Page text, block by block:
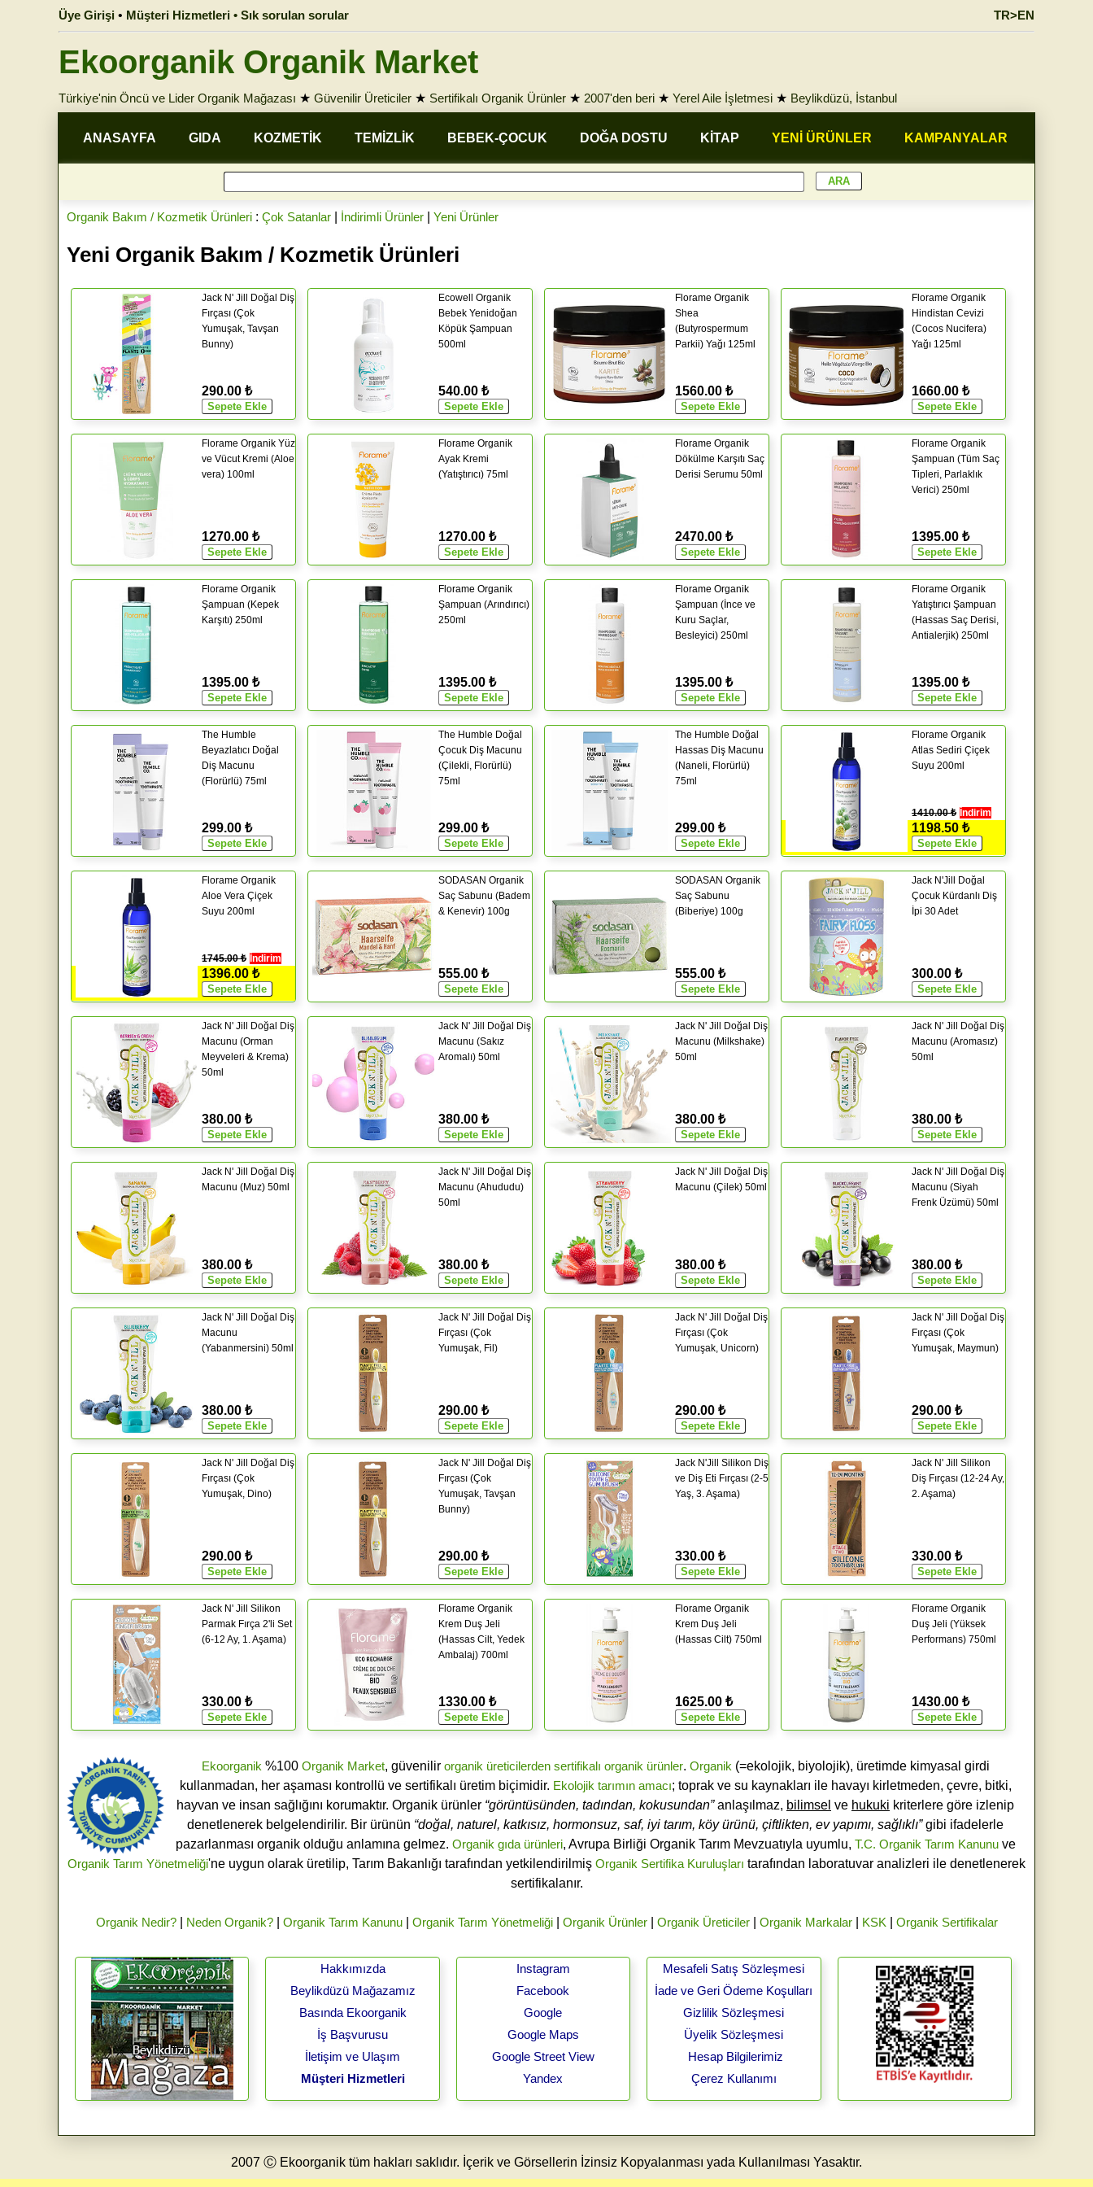
Üye Girişi • Müşteri Hizmetleri • Sık sorulan sorular TR>EN
Ekoorganik Organik Market
Türkiye'nin Öncü ve Lider Organik Mağazası ★ Güvenilir Üreticiler ★ Sertifikalı Organik Ürünler ★ 2007'den beri ★ Yerel Aile İşletmesi ★ Beylikdüzü, İstanbul
ANASAYFA GIDA KOZMETİK TEMİZLİK BEBEK-ÇOCUK DOĞA DOSTU KİTAP YENİ ÜRÜNLER KAMPANYALAR
Organik Bakım / Kozmetik Ürünleri : Çok Satanlar İndirimli Ürünler Yeni Ürünler
Yeni Organik Bakım / Kozmetik Ürünleri
Jack N' Jill Doğal Diş
Fırçası (Çok
Yumuşak, Tavşan
Bunny)
290.00 ₺
Ecowell Organik
Bebek Yenidoğan
Köpük Şampuan
500ml
540.00 ₺
Florame Organik
Shea
(Butyrospermum
Parkii) Yağı 125ml
1560.00 ₺
Florame Organik
Hindistan Cevizi
(Cocos Nucifera)
Yağı 125ml
1660.00 ₺
Florame Organik Yüz
ve Vücut Kremi (Aloe
vera) 100ml
1270.00 ₺
Florame Organik
Ayak Kremi
(Yatıştırıcı) 75ml
1270.00 ₺
Florame Organik
Dökülme Karşıtı Saç
Derisi Serumu 50ml
2470.00 ₺
Florame Organik
Şampuan (Tüm Saç
Tipleri, Parlaklık
Verici) 250ml
1395.00 ₺
Florame Organik
Şampuan (Kepek
Karşıtı) 250ml
1395.00 ₺
Florame Organik
Şampuan (Arındırıcı)
250ml
1395.00 ₺
Florame Organik
Şampuan (İnce ve
Kuru Saçlar,
Besleyici) 250ml
1395.00 ₺
Florame Organik
Yatıştırıcı Şampuan
(Hassas Saç Derisi,
Antialerjik) 250ml
1395.00 ₺
The Humble
Beyazlatıcı Doğal
Diş Macunu
(Florürlü) 75ml
299.00 ₺
The Humble Doğal
Çocuk Diş Macunu
(Çilekli, Florürlü)
75ml
299.00 ₺
The Humble Doğal
Hassas Diş Macunu
(Naneli, Florürlü)
75ml
299.00 ₺
Florame Organik
Atlas Sediri Çiçek
Suyu 200ml
1410.00 ₺ İndirim
1198.50 ₺
Florame Organik
Aloe Vera Çiçek
Suyu 200ml
1745.00 ₺ İndirim
1396.00 ₺
SODASAN Organik
Saç Sabunu (Badem
& Kenevir) 100g
555.00 ₺
SODASAN Organik
Saç Sabunu
(Biberiye) 100g
555.00 ₺
Jack N'Jill Doğal
Çocuk Kürdanlı Diş
İpi 30 Adet
300.00 ₺
Jack N' Jill Doğal Diş
Macunu (Orman
Meyveleri & Krema)
50ml
380.00 ₺
Jack N' Jill Doğal Diş
Macunu (Sakız
Aromalı) 50ml
380.00 ₺
Jack N' Jill Doğal Diş
Macunu (Milkshake)
50ml
380.00 ₺
Jack N' Jill Doğal Diş
Macunu (Aromasız)
50ml
380.00 ₺
Jack N' Jill Doğal Diş
Macunu (Muz) 50ml
380.00 ₺
Jack N' Jill Doğal Diş
Macunu (Ahududu)
50ml
380.00 ₺
Jack N' Jill Doğal Diş
Macunu (Çilek) 50ml
380.00 ₺
Jack N' Jill Doğal Diş
Macunu (Siyah
Frenk Üzümü) 50ml
380.00 ₺
Jack N' Jill Doğal Diş
Macunu
(Yabanmersini) 50ml
380.00 ₺
Jack N' Jill Doğal Diş
Fırçası (Çok
Yumuşak, Fil)
290.00 ₺
Jack N' Jill Doğal Diş
Fırçası (Çok
Yumuşak, Unicorn)
290.00 ₺
Jack N' Jill Doğal Diş
Fırçası (Çok
Yumuşak, Maymun)
290.00 ₺
Jack N' Jill Doğal Diş
Fırçası (Çok
Yumuşak, Dino)
290.00 ₺
Jack N' Jill Doğal Diş
Fırçası (Çok
Yumuşak, Tavşan
Bunny)
290.00 ₺
Jack N'Jill Silikon Diş
ve Diş Eti Fırçası (2-5
Yaş, 3. Aşama)
330.00 ₺
Jack N' Jill Silikon
Diş Fırçası (12-24 Ay,
2. Aşama)
330.00 ₺
Jack N' Jill Silikon
Parmak Fırça 2'li Set
(6-12 Ay, 1. Aşama)
330.00 ₺
Florame Organik
Krem Duş Jeli
(Hassas Cilt, Yedek
Ambalaj) 700ml
1330.00 ₺
Florame Organik
Krem Duş Jeli
(Hassas Cilt) 750ml
1625.00 ₺
Florame Organik
Duş Jeli (Yüksek
Performans) 750ml
1430.00 ₺
Ekoorganik %100 Organik Market, güvenilir organik üreticilerden sertifikalı organik ürünler. Organik (=ekolojik, biyolojik), üretimde kimyasal girdi
kullanmadan, her aşaması kontrollü ve sertifikalı üretim biçimidir. Ekolojik tarımın amacı; toprak ve su kaynakları ile havayı kirletmeden, çevre, bitki,
hayvan ve insan sağlığını korumaktır. Organik ürünler “görüntüsünden, tadından, kokusundan”anlaşılmaz, bilimsel ve hukuki kriterlere göre izlenip
denetlenerek belgelendirilir. Bir ürünün “doğal, naturel, katkısız, hormonsuz, saf, iyi tarım, köy ürünü, çiftlikten, ev yapımı, sağlıklı”gibi ifadelerle
pazarlanması organik olduğu anlamına gelmez. Organik gıda ürünleri, Avrupa Birliği Organik Tarım Mevzuatıyla uyumlu, T.C. Organik Tarım Kanunuve
Organik Tarım Yönetmeliği'ne uygun olarak üretilip, Tarım Bakanlığı tarafından yetkilendirilmiş Organik Sertifika Kuruluşları tarafından laboratuvar analizleri ile denetlenerek
sertifikalanır.
Organik Nedir?| Neden Organik?| Organik Tarım Kanunu| Organik Tarım Yönetmeliği| Organik Ürünler| Organik Üreticiler| Organik Markalar| KSK Organik Sertifikalar
Hakkımızda
Beylikdüzü Mağazamız
Basında Ekoorganik
İş Başvurusu
İletişim ve Ulaşım
Müşteri Hizmetleri
Instagram
Facebook
Google
Google Maps
Google Street View
Yandex
Mesafeli Satış Sözleşmesi
İade ve Geri Ödeme Koşulları
Gizlilik Sözleşmesi
Üyelik Sözleşmesi
Hesap Bilgilerimiz
Çerez Kullanımı
2007 Ⓒ Ekoorganik tüm hakları saklıdır. İçerik ve Görsellerin İzinsiz Kopyalanması yada Kullanılması Yasaktır.